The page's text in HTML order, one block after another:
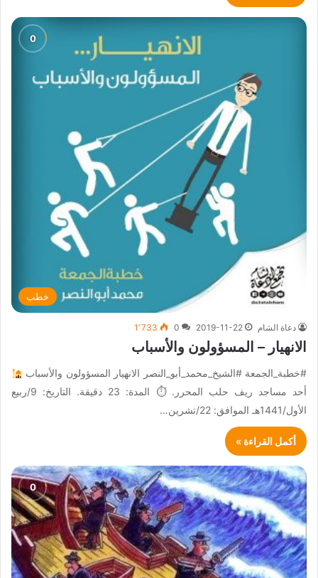
خطب
دعاة الشام 2019-11-22
0 1٬733
الانهيار – المسؤولون والأسباب
#خطبة_الجمعة #الشيخ_محمد_أبو_النصر الانهيار المسؤولون والأسباب
أحد مساجد ريف حلب المحرر. ⏱ المدة: 23 دقيقة. التاريخ: 9/ربيع
الأول/1441هـ الموافق: 22/تشرين…
أكمل القراءة »